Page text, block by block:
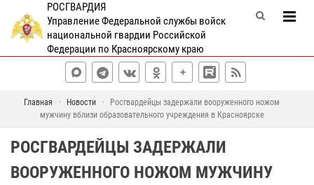
РОСГВАРДИЯ
Управление Федеральной службы войск
национальной гвардии Российской
Федерации по Красноярскому краю
Главная Новости
Росгвардейцы задержали вооруженного ножом
мужчину вблизи образовательного учреждения в Красноярске
РОСГВАРДЕЙЦЫ ЗАДЕРЖАЛИ
ВООРУЖЕННОГО НОЖОМ МУЖЧИНУ